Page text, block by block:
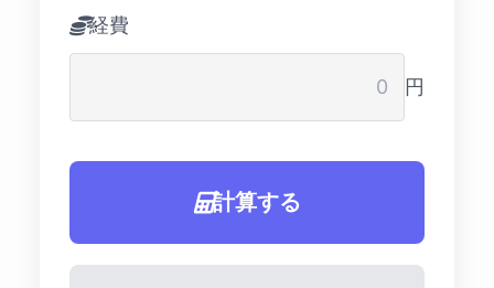
経費
円
計算する